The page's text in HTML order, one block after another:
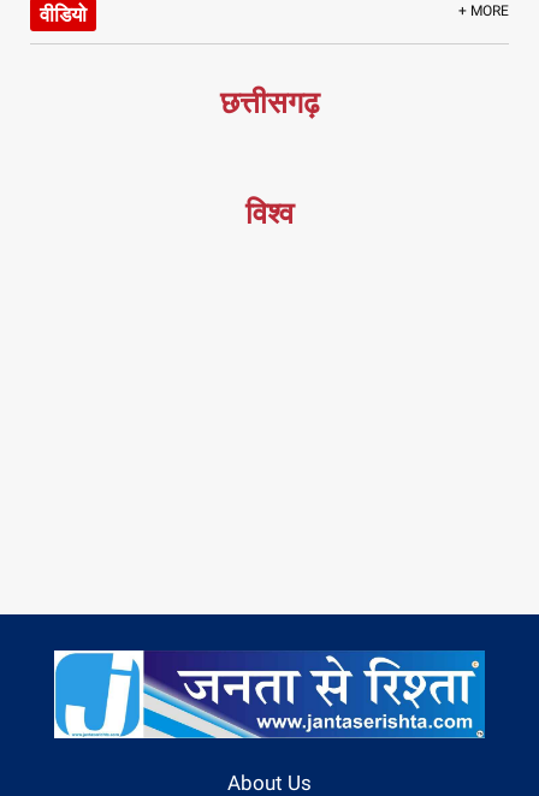
वीडियो + MORE
छत्तीसगढ़
विश्व
About Us